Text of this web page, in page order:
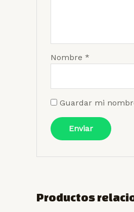
Nombre *
Guardar mi
Productos